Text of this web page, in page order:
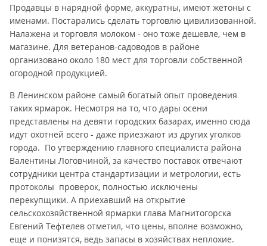
Продавцы в нарядной форме, аккуратны, имеют жетоны с
именами. Постарались сделать торговлю цивилизованной.
Налажена и торговля молоком - оно тоже дешевле, чем в
магазине. Для ветеранов-садоводов в районе
организовано около 180 мест для торговли собственной
огородной продукцией.
В Ленинском районе самый богатый опыт проведения
таких ярмарок. Несмотря на то, что дары осени
представлены на девяти городских базарах, именно сюда
идут охотней всего - даже приезжают из других уголков
города. По утверждению главного специалиста района
Валентины Логовчиной, за качество поставок отвечают
сотрудники центра стандартизации и метрологии, есть
протоколы проверок, полностью исключены
перекупщики. А приехавший на открытие
сельскохозяйственной ярмарки глава Магнитогорска
Евгений Тефтелев отметил, что цены, вполне возможно,
еще и понизятся, ведь запасы в хозяйствах неплохие.